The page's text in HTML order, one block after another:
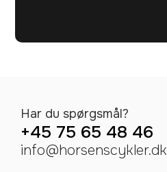
Har du spørgsmål?
+45 75 65 48 46
info@horsenscykler.dk